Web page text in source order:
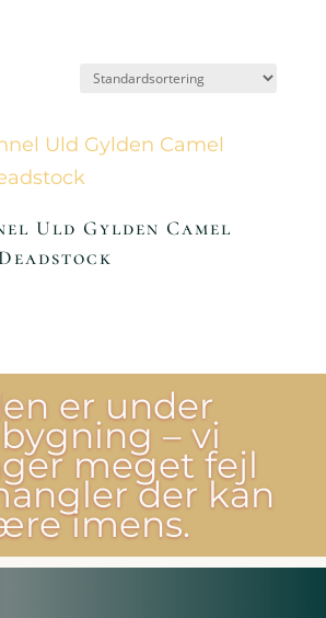
Uld Gylden Camel
er under
– vi
meget fejl
der kan
imens.